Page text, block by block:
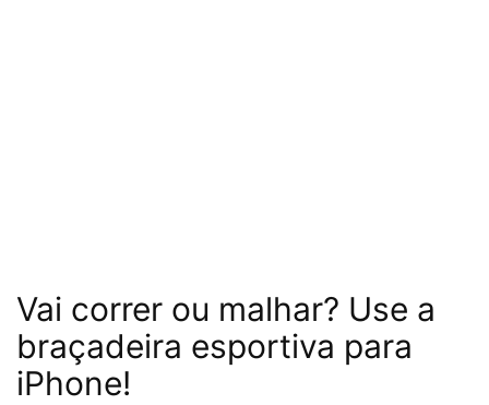
Vai correr ou malhar? Use a
braçadeira esportiva para
iPhone!